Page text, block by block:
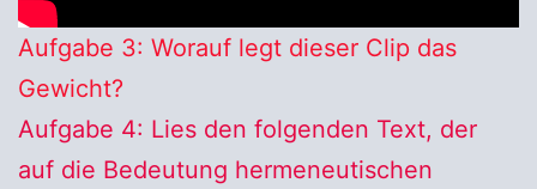
Aufgabe 3: Worauf legt dieser Clip das
Gewicht?
Aufgabe 4: Lies den folgenden Text, der
auf die Bedeutung hermeneutischen